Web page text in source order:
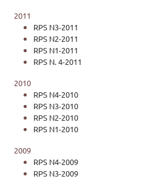
2011
RPS N3-2011
RPS N2-2011
RPS N1-2011
RPS N. 4-2011
2010
RPS N4-2010
RPS N3-2010
RPS N2-2010
RPS N1-2010
2009
RPS N4-2009
RPS N3-2009